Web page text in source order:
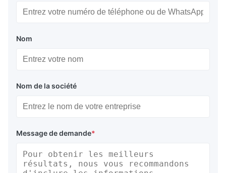
Nom
Nom de la société
Message de demande*